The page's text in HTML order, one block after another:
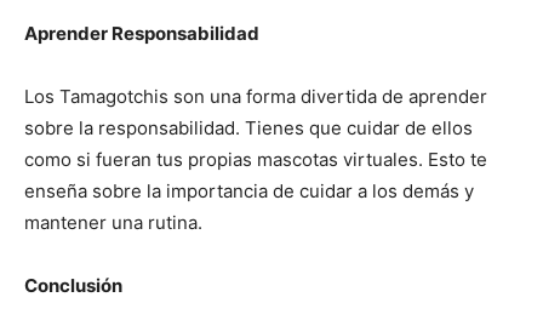
Aprender Responsabilidad
Los Tamagotchis son una forma divertida de aprender
sobre la responsabilidad. Tienes que cuidar de ellos
como si fueran tus propias mascotas virtuales. Esto te
enseña sobre la importancia de cuidar a los demás y
mantener una rutina.
Conclusión